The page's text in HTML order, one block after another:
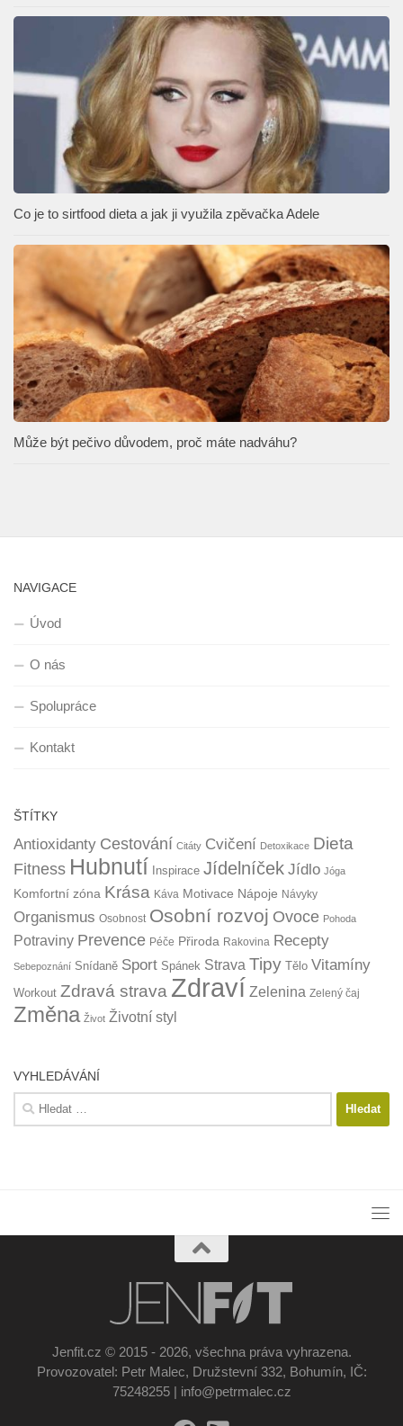
Co je to sirtfood dieta a jak ji využila zpěvačka Adele
Může být pečivo důvodem, proč máte nadváhu?
NAVIGACE
Úvod
O nás
Spolupráce
Kontakt
ŠTÍTKY
Antioxidanty Cestování Citáty Cvičení Detoxikace Dieta
Fitness Hubnutí Inspirace Jídelníček Jídlo Jóga
Komfortní zóna Krása Káva Motivace Nápoje Návyky
Organismus Osobnost Osobní rozvoj Ovoce Pohoda
Potraviny Prevence Péče Přiroda Rakovina Recepty
Sebepoznání Snídaně Sport Spánek Strava Tipy Tělo Vitamíny
Workout Zdravá strava Zdraví Zelenina Zelený čaj
Změna Život Životní styl
VYHLEDÁVÁNÍ
Vyhledávání
Jenfit.cz © 2015 - 2026, všechna práva vyhrazena.
Provozovatel: Petr Malec, Družstevní 332, Bohumín, IČ:
75248255 | info@petrmalec.cz